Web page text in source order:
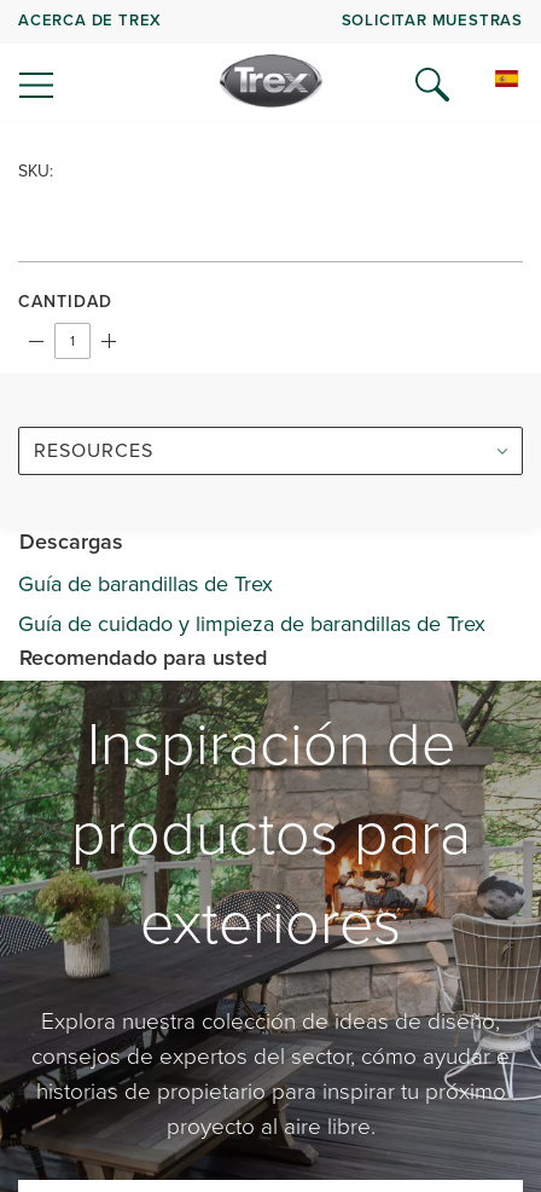
ACERCA DE TREX SOLICITAR MUESTRAS
SKU:
CANTIDAD
RESOURCES
Descargas
Guía de barandillas de Trex
Guía de cuidado y limpieza de barandillas de Trex
Recomendado para usted
Inspiración de
productos para
exteriores
Explora nuestra colección de ideas de diseño,
consejos de expertos del sector, cómo ayudar e
historias de propietario para inspirar tu próximo
proyecto al aire libre.